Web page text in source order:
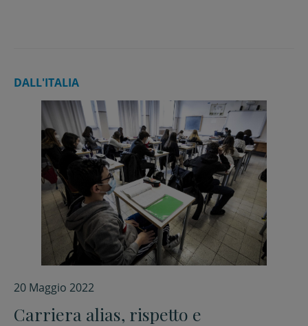
DALL'ITALIA
20 Maggio 2022
Carriera alias, rispetto e